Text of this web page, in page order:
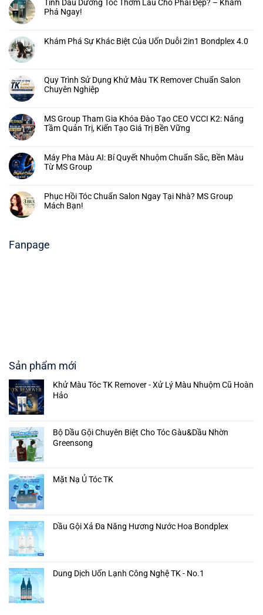
Tinh Dầu Dưỡng Tóc Thơm Lâu Cho Phái Đẹp? – Khám
Phá Ngay!
Khám Phá Sự Khác Biệt Của Uốn Duỗi 2in1 Bondplex 4.0
Quy Trình Sử Dụng Khử Màu TK Remover Chuẩn Salon
Chuyên Nghiệp
MS Group Tham Gia Khóa Đào Tạo CEO VCCI K2: Nâng
Tầm Quản Trị, Kiến Tạo Giá Trị Bền Vững
Máy Pha Màu AI: Bí Quyết Nhuộm Chuẩn Sắc, Bền Màu
Từ MS Group
Phục Hồi Tóc Chuẩn Salon Ngay Tại Nhà? MS Group
Mách Bạn!
Fanpage
Sản phẩm mới
Khử Màu Tóc TK Remover - Xử Lý Màu Nhuộm Cũ Hoàn
Hảo
Bộ Dầu Gội Chuyên Biệt Cho Tóc Gàu&Dầu Nhờn
Greensong
Mặt Nạ Ủ Tóc TK
Dầu Gội Xả Đa Năng Hương Nước Hoa Bondplex
Dung Dịch Uốn Lạnh Công Nghệ TK - No.1